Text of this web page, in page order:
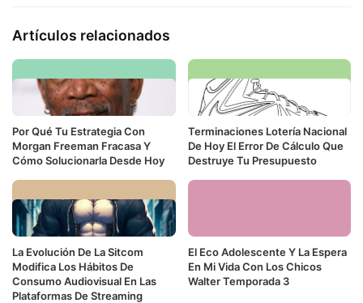
Artículos relacionados
Por Qué Tu Estrategia Con
Morgan Freeman Fracasa Y
Cómo Solucionarla Desde Hoy
Terminaciones Lotería Nacional
De Hoy El Error De Cálculo Que
Destruye Tu Presupuesto
La Evolución De La Sitcom
Modifica Los Hábitos De
Consumo Audiovisual En Las
Plataformas De Streaming
El Eco Adolescente Y La Espera
En Mi Vida Con Los Chicos
Walter Temporada 3